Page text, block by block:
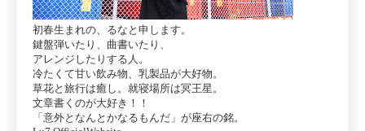
初春生まれの、るなと申します。
鍵盤弾いたり、曲書いたり、
アレンジしたりする人。
冷たくて甘い飲み物、乳製品が大好物。
草花と旅行は癒し。就寝場所は冥王星。
文章書くのが大好き！！
「意外となんとかなるもんだ」が座右の銘。